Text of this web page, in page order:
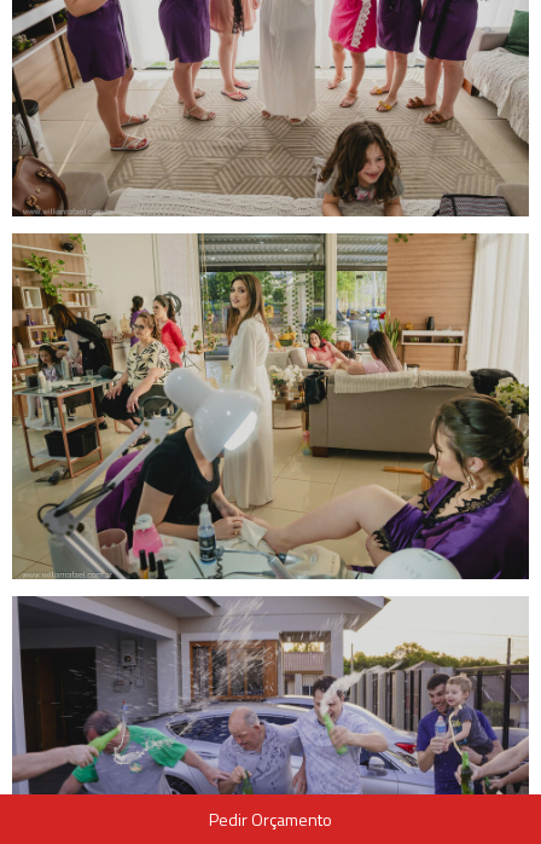
Pedir Orçamento